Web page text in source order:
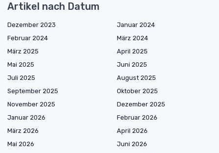
Artikel nach Datum
Dezember 2023
Januar 2024
Februar 2024
März 2024
März 2025
April 2025
Mai 2025
Juni 2025
Juli 2025
August 2025
September 2025
Oktober 2025
November 2025
Dezember 2025
Januar 2026
Februar 2026
März 2026
April 2026
Mai 2026
Juni 2026